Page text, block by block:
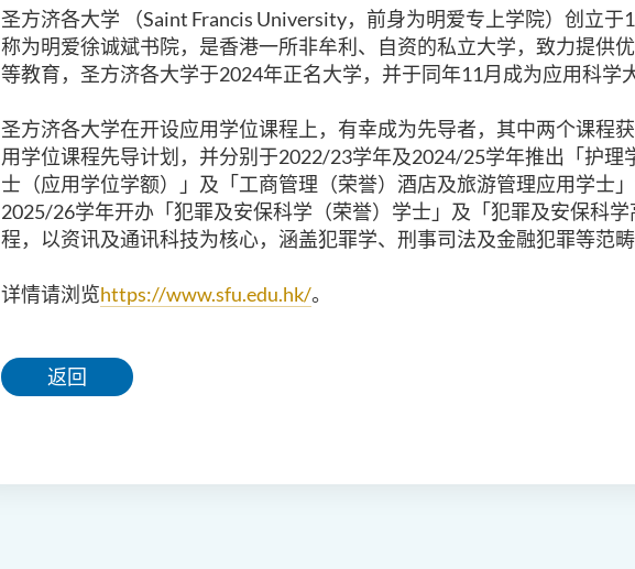
圣方济各大学 （Saint Francis University，前身为明爱专上学院）创立于
称为明爱徐诚斌书院，是香港一所非牟利、自资的私立大学，致力提供
等教育，圣方济各大学于2024年正名大学，并于同年11月成为应用科学
圣方济各大学在开设应用学位课程上，有幸成为先导者，其中两个课程
用学位课程先导计划，并分别于2022/23学年及2024/25学年推出「护理
士（应用学位学额）」及「工商管理（荣誉）酒店及旅游管理应用学士
2025/26学年开办「犯罪及安保科学（荣誉）学士」及「犯罪及安保科
程，以资讯及通讯科技为核心，涵盖犯罪学、刑事司法及金融犯罪等范畴
详情请浏览https://www.sfu.edu.hk/。
返回